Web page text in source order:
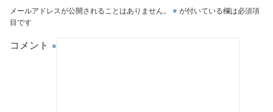
メールアドレスが公開されることはありません。 ※ が付いている欄は必須項
目です
コメント ※